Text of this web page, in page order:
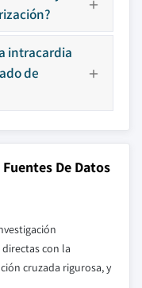
intracardia
de
De Datos
con la
cruzada rigurosa, y